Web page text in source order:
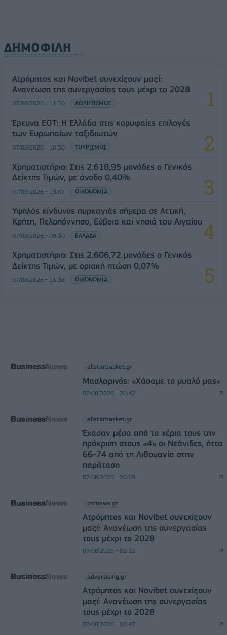
ΔΗΜΟΦΙΛΗ
Ατρόμητος και Novibet συνεχίζουν μαζί:
Ανανέωση της συνεργασίας τους μέχρι το 2028
07/08/2026 - 11:50 ΑΘΛΗΤΙΣΜΟΣ
Έρευνα ΕΟΤ: Η Ελλάδα στις κορυφαίες επιλογές
των Ευρωπαίων ταξιδιωτών
07/08/2026 - 10:56 ΤΟΥΡΙΣΜΟΣ
Χρηματιστήριο: Στις 2.618,95 μονάδες ο Γενικός
Δείκτης Τιμών, με άνοδο 0,40%
07/08/2026 - 13:07 ΟΙΚΟΝΟΜΙΑ
Υψηλός κίνδυνος πυρκαγιάς σήμερα σε Αττική,
Κρήτη, Πελοπόννησο, Εύβοια και νησιά του Αιγαίου
07/08/2026 - 08:30 ΕΛΛΑΔΑ
Χρηματιστήριο: Στις 2.606,72 μονάδες ο Γενικός
Δείκτης Τιμών, με οριακή πτώση 0,07%
07/08/2026 - 11:38 ΟΙΚΟΝΟΜΙΑ
allstarbasket.gr
Μασλαρινός: «Χάσαμε το μυαλό μας»
07/08/2026 - 20:42
allstarbasket.gr
Έχασαν μέσα από τα χέρια τους την
πρόκριση στους «4» οι Νεάνιδες, ήττα
66-74 από τη Λιθουανία στην
παράταση
07/08/2026 - 20:09
csrnews.gr
Ατρόμητος και Novibet συνεχίζουν
μαζί: Ανανέωση της συνεργασίας
τους μέχρι το 2028
07/08/2026 - 08:52
advertising.gr
Ατρόμητος και Novibet συνεχίζουν
μαζί: Ανανέωση της συνεργασίας
τους μέχρι το 2028
07/08/2026 - 08:47